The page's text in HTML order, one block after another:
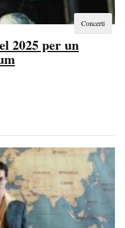
Concerti
2025 per un